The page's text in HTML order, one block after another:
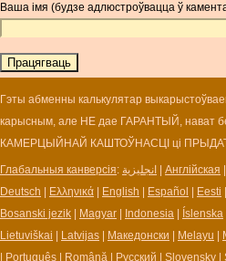
AWG
BAM
BBD
BCH
BCN
BDT
BGN
BHD
BIF
BLC
Ваша імя (будзе адлюстроўвацца ў
Гэты абменны калькулятар
карысным, але НЕ дае ГАРАНТЫЙ, нават
КАМЕРЦЫЙНАЙ КАШТОЎНАСЦІ ці
Глабальныя канверсія: انجليزية Англійская
Deutsch
Ελληνικά English Español Eesti
Bosanski jezik
Magyar Indonesia Íslenska
Lietuviškai
Latvijas Македонски Melayu
Português Română Русский Slovensky